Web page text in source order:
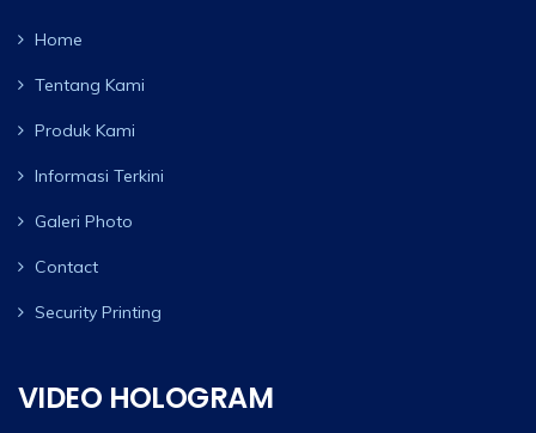
Home
Tentang Kami
Produk Kami
Informasi Terkini
Galeri Photo
Contact
Security Printing
VIDEO HOLOGRAM